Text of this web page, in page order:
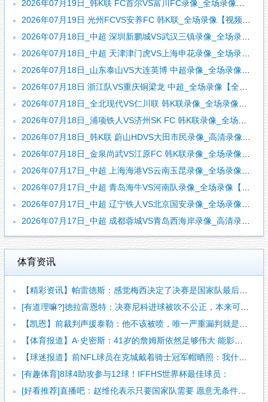
2026年07月19日_韩K联 FC首尔VS富川FC录像_全场录像【视频集锦】
2026年07月19日 光州FCVS安养FC 韩K联_全场录像【视频集锦】
2026年07月18日_中超 深圳新鹏城VS武汉三镇录像_全场录像【高清回放】
2026年07月18日_中超 天津津门虎VS上海申花录像_全场录像【高清回放】
2026年07月18日_山东泰山VS大连英博 中超录像_全场录像【全场回放】
2026年07月18日 浙江队VS重庆铜梁龙 中超_全场录像【全场回放】
2026年07月18日_全北现代VS仁川联 韩K联录像_全场录像【高清回放】
2026年07月18日_浦项铁人VS济州SK FC 韩K联录像_全场录像【高清回放】
2026年07月18日_韩K联 蔚山HDVS大田市民录像_高清录像【全场回放】
2026年07月18日_金泉尚武VS江原FC 韩K联录像_全场录像【视频集锦】
2026年07月17日_中超 上海海港VS云南玉昆录像_全场录像【全场回放】
2026年07月17日_中超 青岛海牛VS河南队录像_全场录像【全场回放】
2026年07月17日_中超 辽宁铁人VS北京国安录像_全场录像【视频集锦】
2026年07月17日_中超 成都蓉城VS青岛西海岸录像_高清录像【全场回放】
体育资讯
【精彩资讯】帕雷德斯：感觉梅西决定了决赛是国家队最后一战，我
[有道理嘛?]德拉富恩特：决赛尼科进球被吹不公正，本来可以有
【凯恩】前裁判声援泰勒：他不该被喷，唯一严重漏判就是罗梅罗拉
【体育报道】A·史密斯：41岁的詹姆斯依然足够伟大 能影响一
【球迷报道】前NFL球员在克城戴着骑士冠军帽晒照：我什么都不
[有趣体育]8球4助攻参与12球！IFFHS世界杯最佳球员：
[好看推荐]直播吧：赵维伦表示只要国家队需要 愿意无条件响应